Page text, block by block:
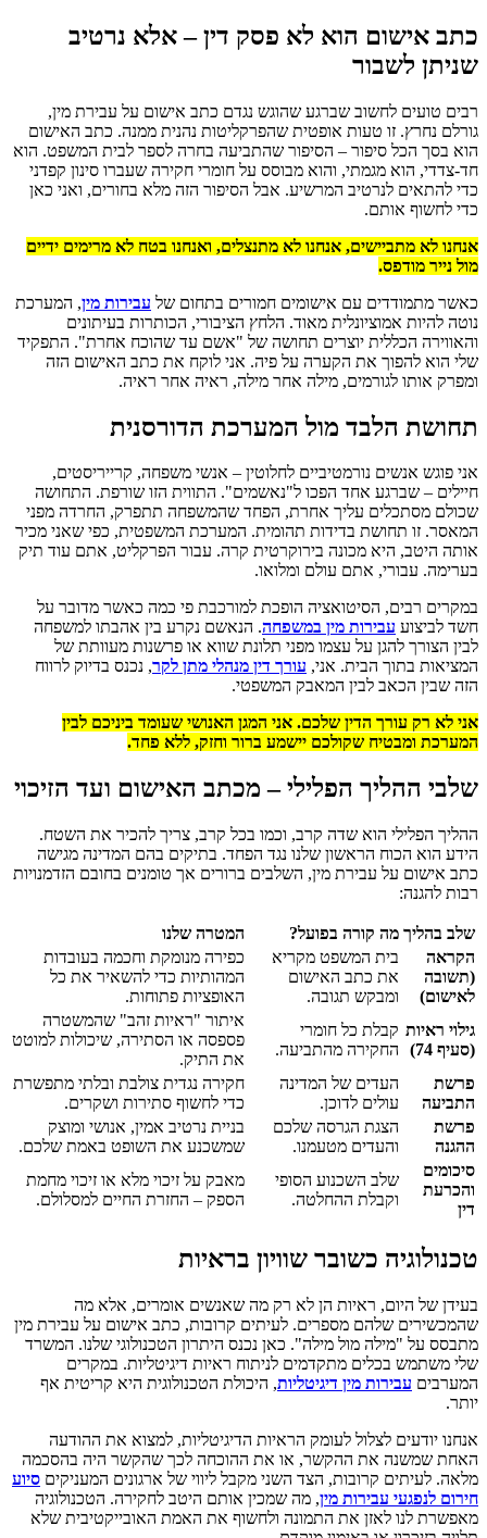
כתב אישום הוא לא פסק דין – אלא נרטיב
שניתן לשבור
רבים טועים לחשוב שברגע שהוגש נגדם כתב אישום על עבירת מין,
גורלם נחרץ. זו טעות אופטית שהפרקליטות נהנית ממנה. כתב האישום
הוא בסך הכל סיפור – הסיפור שהתביעה בחרה לספר לבית המשפט. הוא
חד-צדדי, הוא מגמתי, והוא מבוסס על חומרי חקירה שעברו סינון קפדני
כדי להתאים לנרטיב המרשיע. אבל הסיפור הזה מלא בחורים, ואני כאן
כדי לחשוף אותם.
אנחנו לא מתביישים, אנחנו לא מתנצלים, ואנחנו בטח לא מרימים ידיים
מול נייר מודפס.
כאשר מתמודדים עם אישומים חמורים בתחום של עבירות מין, המערכת
נוטה להיות אמוציונלית מאוד. הלחץ הציבורי, הכותרות בעיתונים
והאווירה הכללית יוצרים תחושה של "אשם עד שהוכח אחרת". התפקיד
שלי הוא להפוך את הקערה על פיה. אני לוקח את כתב האישום הזה
ומפרק אותו לגורמים, מילה אחר מילה, ראיה אחר ראיה.
תחושת הלבד מול המערכת הדורסנית
אני פוגש אנשים נורמטיביים לחלוטין – אנשי משפחה, קרייריסטים,
חיילים – שברגע אחד הפכו ל"נאשמים". התווית הזו שורפת. התחושה
שכולם מסתכלים עליך אחרת, הפחד שהמשפחה תתפרק, החרדה מפני
המאסר. זו תחושת בדידות תהומית. המערכת המשפטית, כפי שאני מכיר
אותה היטב, היא מכונה בירוקרטית קרה. עבור הפרקליט, אתם עוד תיק
בערימה. עבורי, אתם עולם ומלואו.
במקרים רבים, הסיטואציה הופכת למורכבת פי כמה כאשר מדובר על
חשד לביצוע עבירות מין במשפחה. הנאשם נקרע בין אהבתו למשפחה
לבין הצורך להגן על עצמו מפני תלונת שווא או פרשנות מעוותת של
המציאות בתוך הבית. אני, עורך דין מנהלי מתן לקר, נכנס בדיוק לרווח
הזה שבין הכאב לבין המאבק המשפטי.
אני לא רק עורך הדין שלכם. אני המגן האנושי שעומד ביניכם לבין
המערכת ומבטיח שקולכם יישמע ברור וחזק, ללא פחד.
שלבי ההליך הפלילי – מכתב האישום ועד הזיכוי
ההליך הפלילי הוא שדה קרב, וכמו בכל קרב, צריך להכיר את השטח.
הידע הוא הכוח הראשון שלנו נגד הפחד. בתיקים בהם המדינה מגישה
כתב אישום על עבירת מין, השלבים ברורים אך טומנים בחובם הזדמנויות
רבות להגנה:
שלב בהליך מה קורה בפועל?
המטרה שלנו
הקראה
(תשובה
לאישום)
בית המשפט מקריא
את כתב האישום
ומבקש תגובה.
כפירה מנומקת וחכמה בעובדות
המהותיות כדי להשאיר את כל
האופציות פתוחות.
גילוי ראיות
(סעיף 74)
קבלת כל חומרי
החקירה מהתביעה.
איתור "ראיות זהב" שהמשטרה
פספסה או הסתירה, שיכולות למוטט
את התיק.
פרשת
התביעה
העדים של המדינה
עולים לדוכן.
חקירה נגדית צולבת ובלתי מתפשרת
כדי לחשוף סתירות ושקרים.
פרשת
ההגנה
הצגת הגרסה שלכם
והעדים מטעמנו.
בניית נרטיב אמין, אנושי ומוצק
שמשכנע את השופט באמת שלכם.
סיכומים
והכרעת
דין
שלב השכנוע הסופי
וקבלת ההחלטה.
מאבק על זיכוי מלא או זיכוי מחמת
הספק – החזרת החיים למסלולם.
טכנולוגיה כשובר שוויון בראיות
בעידן של היום, ראיות הן לא רק מה שאנשים אומרים, אלא מה
שהמכשירים שלהם מספרים. לעיתים קרובות, כתב אישום על עבירת מין
מתבסס על "מילה מול מילה". כאן נכנס היתרון הטכנולוגי שלנו. המשרד
שלי משתמש בכלים מתקדמים לניתוח ראיות דיגיטליות. במקרים
המערבים עבירות מין דיגיטליות, היכולת הטכנולוגית היא קריטית אף
יותר.
אנחנו יודעים לצלול לעומק הראיות הדיגיטליות, למצוא את ההודעה
האחת שמשנה את ההקשר, או את ההוכחה לכך שהקשר היה בהסכמה
מלאה. לעיתים קרובות, הצד השני מקבל ליווי של ארגונים המעניקים סיוע
חירום לנפגעי עבירות מין, מה שמכין אותם היטב לחקירה. הטכנולוגיה
מאפשרת לנו לאזן את התמונה ולחשוף את האמת האובייקטיבית שלא